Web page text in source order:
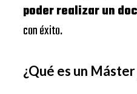
poder realizar un
con éxito.
¿Qué es un